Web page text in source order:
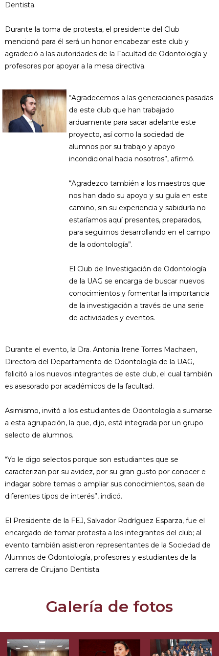
Dentista.
Durante la toma de protesta, el presidente del Club
mencionó para él será un honor encabezar este club y
agradeció a las autoridades de la Facultad de Odontología y
profesores por apoyar a la mesa directiva.
“Agradecemos a las generaciones pasadas
de este club que han trabajado
arduamente para sacar adelante este
proyecto, así como la sociedad de
alumnos por su trabajo y apoyo
incondicional hacia nosotros”, afirmó.
“Agradezco también a los maestros que
nos han dado su apoyo y su guía en este
camino, sin su experiencia y sabiduría no
estaríamos aquí presentes, preparados,
para seguirnos desarrollando en el campo
de la odontología”.
El Club de Investigación de Odontología
de la UAG se encarga de buscar nuevos
conocimientos y fomentar la importancia
de la investigación a través de una serie
de actividades y eventos.
Durante el evento, la Dra. Antonia Irene Torres Machaen,
Directora del Departamento de Odontología de la UAG,
felicitó a los nuevos integrantes de este club, el cual también
es asesorado por académicos de la facultad.
Asimismo, invitó a los estudiantes de Odontología a sumarse
a esta agrupación, la que, dijo, está integrada por un grupo
selecto de alumnos.
“Yo le digo selectos porque son estudiantes que se
caracterizan por su avidez, por su gran gusto por conocer e
indagar sobre temas o ampliar sus conocimientos, sean de
diferentes tipos de interés”, indicó.
El Presidente de la FEJ, Salvador Rodríguez Esparza, fue el
encargado de tomar protesta a los integrantes del club; al
evento también asistieron representantes de la Sociedad de
Alumnos de Odontología, profesores y estudiantes de la
carrera de Cirujano Dentista.
Galería de fotos